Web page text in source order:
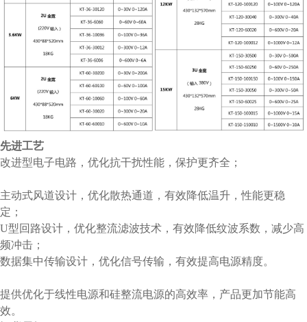
先进工艺
改进型电子电路，优化抗干扰性能，保护更齐全；
主动式风道设计，优化散热通道，有效降低温升，性能更稳
定；
U型回路设计，优化整流滤波技术，有效降低纹波系数，减少高
频冲击；
数据集中传输设计，优化信号传输，有效提高电源精度。
提供优化于线性电源和硅整流电源的高效率，产品更加节能高
效。